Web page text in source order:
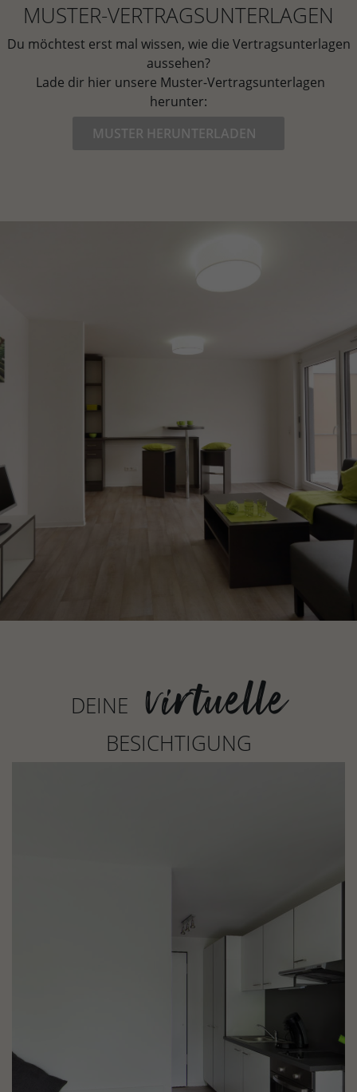
MUSTER-VERTRAGSUNTERLAGEN
Du möchtest erst mal wissen, wie die Vertragsunterlagen
aussehen?
Lade dir hier unsere Muster-Vertragsunterlagen
herunter:
MUSTER HERUNTERLADEN
DEINE virtuelle
BESICHTIGUNG